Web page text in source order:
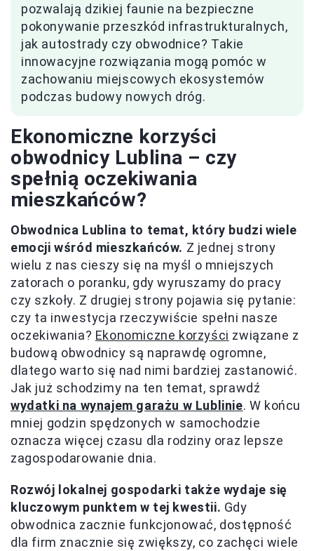
pozwalają dzikiej faunie na bezpieczne
pokonywanie przeszkód infrastrukturalnych,
jak autostrady czy obwodnice? Takie
innowacyjne rozwiązania mogą pomóc w
zachowaniu miejscowych ekosystemów
podczas budowy nowych dróg.
Ekonomiczne korzyści
obwodnicy Lublina – czy
spełnią oczekiwania
mieszkańców?
Obwodnica Lublina to temat, który budzi wiele
emocji wśród mieszkańców. Z jednej strony
wielu z nas cieszy się na myśl o mniejszych
zatorach o poranku, gdy wyruszamy do pracy
czy szkoły. Z drugiej strony pojawia się pytanie:
czy ta inwestycja rzeczywiście spełni nasze
oczekiwania? Ekonomiczne korzyści związane z
budową obwodnicy są naprawdę ogromne,
dlatego warto się nad nimi bardziej zastanowić.
Jak już schodzimy na ten temat, sprawdź
wydatki na wynajem garażu w Lublinie. W końcu
mniej godzin spędzonych w samochodzie
oznacza więcej czasu dla rodziny oraz lepsze
zagospodarowanie dnia.
Rozwój lokalnej gospodarki także wydaje się
kluczowym punktem w tej kwestii. Gdy
obwodnica zacznie funkcjonować, dostępność
dla firm znacznie się zwiększy, co zachęci wiele